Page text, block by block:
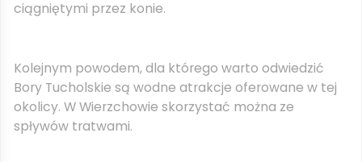
ciągniętymi przez konie.
Kolejnym powodem, dla którego warto odwiedzić
Bory Tucholskie są wodne atrakcje oferowane w tej
okolicy. W Wierzchowie skorzystać można ze
spływów tratwami.